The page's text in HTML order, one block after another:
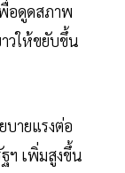
อดูดสภาพ
วให้ขยับขึ้น
บายแรงต่อ
ฯ เพิ่มสูงขึ้น